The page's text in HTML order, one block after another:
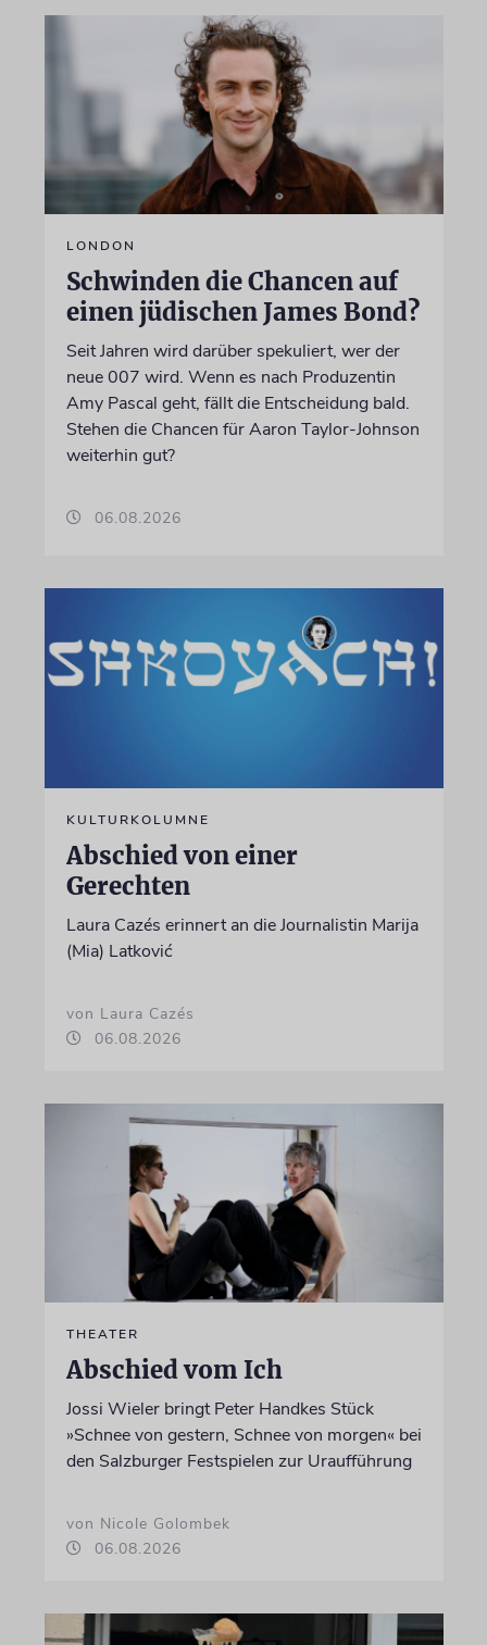
LONDON
Schwinden die Chancen auf
einen jüdischen James Bond?
Seit Jahren wird darüber spekuliert, wer der
neue 007 wird. Wenn es nach Produzentin
Amy Pascal geht, fällt die Entscheidung bald.
Stehen die Chancen für Aaron Taylor-Johnson
weiterhin gut?
06.08.2026
KULTURKOLUMNE
Abschied von einer
Gerechten
Laura Cazés erinnert an die Journalistin Marija
(Mia) Latković
von Laura Cazés
06.08.2026
THEATER
Abschied vom Ich
Jossi Wieler bringt Peter Handkes Stück
»Schnee von gestern, Schnee von morgen« bei
den Salzburger Festspielen zur Uraufführung
von Nicole Golombek
06.08.2026